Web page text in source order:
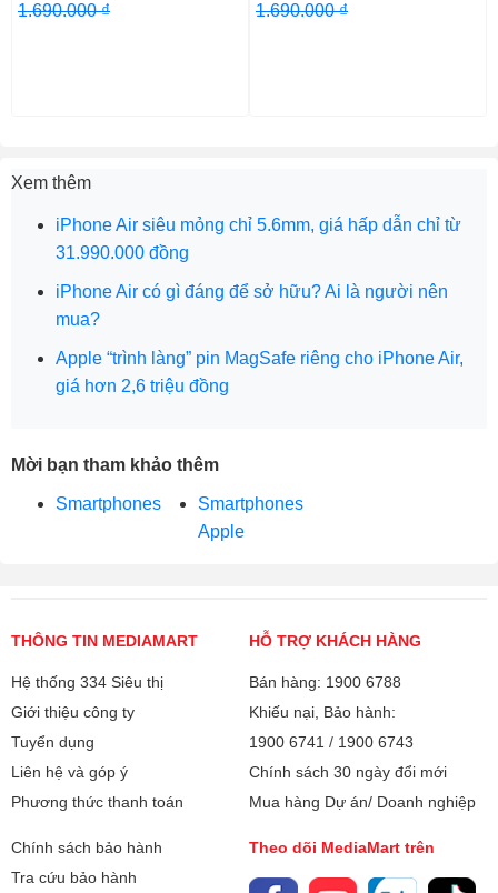
1.690.000 ₫ 1.690.000 ₫
Xem thêm
iPhone Air siêu mỏng chỉ 5.6mm, giá hấp dẫn chỉ từ
31.990.000 đồng
iPhone Air có gì đáng để sở hữu? Ai là người nên
mua?
Apple “trình làng” pin MagSafe riêng cho iPhone Air,
giá hơn 2,6 triệu đồng
Mời bạn tham khảo thêm
Smartphones
Smartphones
Apple
THÔNG TIN MEDIAMART
Hệ thống 334 Siêu thị
Giới thiệu công ty
Tuyển dụng
Liên hệ và góp ý
Phương thức thanh toán
HỖ TRỢ KHÁCH HÀNG
Bán hàng: 1900 6788
Khiếu nại, Bảo hành:
1900 6741 / 1900 6743
Chính sách 30 ngày đổi mới
Mua hàng Dự án/ Doanh nghiệp
Chính sách bảo hành
Tra cứu bảo hành
Theo dõi MediaMart trên